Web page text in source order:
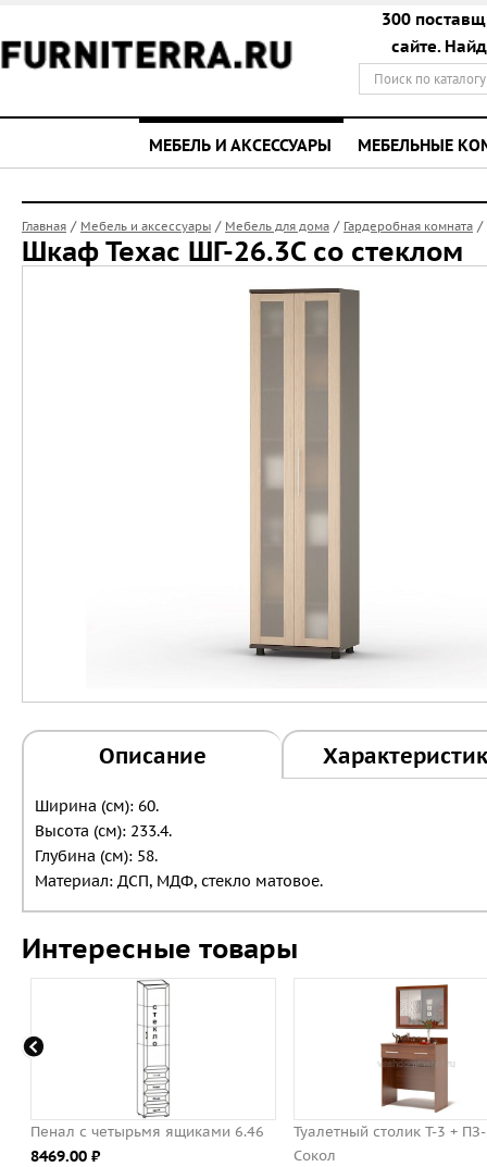
300
сайте.
МЕБЕЛЬ И АКСЕССУАРЫ МЕБЕЛЬНЫЕ
Главная / Мебель и аксессуары / Мебель для дома / Гардеробная комната /
Шкаф Техас ШГ-26.3C со стеклом
Описание
Ширина (см): 60.
Высота (см): 233.4.
Глубина (см): 58.
Материал: ДСП, МДФ, стекло матовое.
Интересные товары
Пенал с четырьмя ящиками 6.46
8469.00 ⃏
Туалетный столик Т-3 +
Сокол